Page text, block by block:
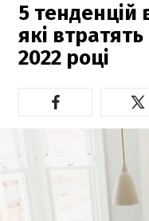
5 тенденцій
які
2022 році